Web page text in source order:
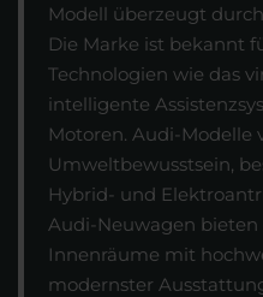
Modell überzeugt
Die Marke ist bekannt
Technologien wie das
intelligente
Motoren. Audi-
Umweltbewusstsein,
Hybrid- und
Audi-Neuwagen
Innenräume mit
modernster